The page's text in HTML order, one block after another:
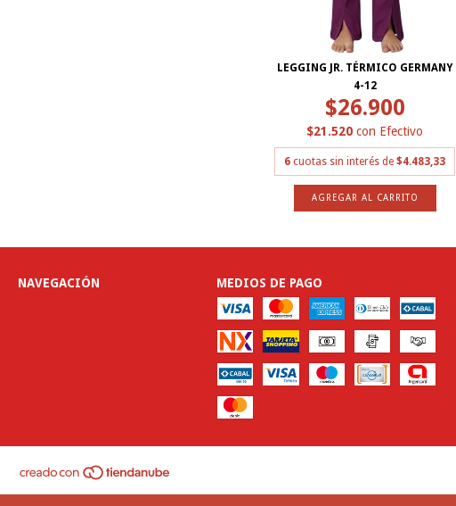
LEGGING JR. TÉRMICO GERMANY
4-12
$26.900
$21.520con Efectivo
6 cuotas sin interés de$4.483,33
AGREGAR AL CARRITO
NAVEGACIÓN MEDIOS DE PAGO